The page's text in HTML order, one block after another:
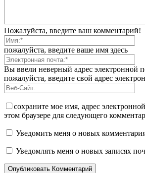
Пожалуйста, введите ваш комментарий!
пожалуйста, введите ваше имя здесь
Вы ввели неверный адрес электронной
пожалуйста, введите свой адрес
сохраните мое имя, адрес
этом браузере для следующего
Уведомить меня о новых
Уведомлять меня о новых записях